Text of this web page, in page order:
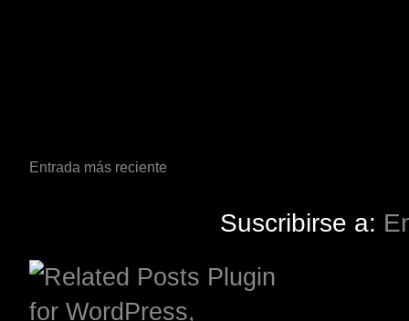
Entrada más reciente
Suscribirse a: